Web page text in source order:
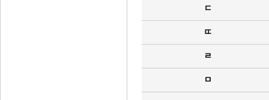
ㄷ
ㄸ
ㄹ
ㅁ